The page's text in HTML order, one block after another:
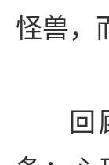
怪兽，
回